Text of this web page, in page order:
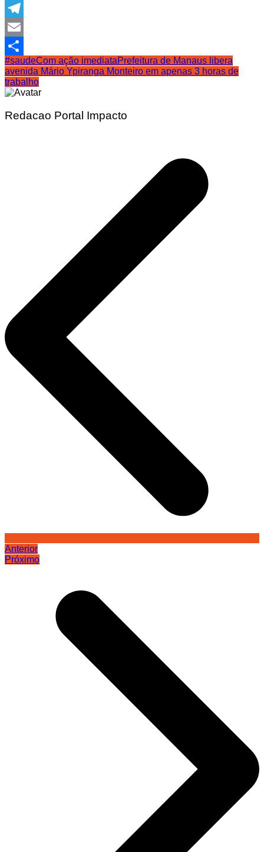
WhatsApp
Telegram
Email
Share
#saudeCom ação imediataPrefeitura de Manaus libera
avenida Mário Ypiranga Monteiro em apenas 3 horas de
trabalho
Redacao Portal Impacto
Anterior
Próximo